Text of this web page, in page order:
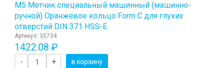
М5 Метчик специальный машинный (машинно-
ручной) Оранжевое кольцо Form C для глухих
отверстий DIN 371 HSS-E
Артикул: 35734
1422.08 ₽
- + в корзину